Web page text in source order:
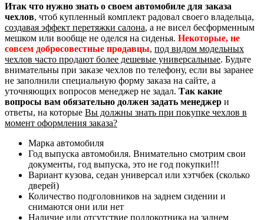
Итак что нужно знать о своем автомобиле для заказа
чехлов, чтоб купленный комплект радовал своего владельца,
создавая эффект перетяжки салона, а не висел бесформенным
мешком или вообще не оделся на сиденья. Некоторые, не
совсем добросовестные продавцы, под видом модельных
чехлов часто продают более дешевые универсальные. Будьте
внимательны при заказе чехлов по телефону, если вы заранее
не заполнили специальную форму заказа на сайте, а
уточняющих вопросов менеджер не задал. Так какие
вопросы вам обязательно должен задать менеджер и
ответы, на которые Вы должны знать при покупке чехлов в
момент оформления заказа?
Марка автомобиля
Год выпуска автомобиля. Внимательно смотрим свои
документы, год выпуска, это не год покупки!!!
Вариант кузова, седан универсал или хэтчбек (сколько
дверей)
Количество подголовников на заднем сидении и
снимаются они или нет
Наличие или отсутствие подлокотника на заднем